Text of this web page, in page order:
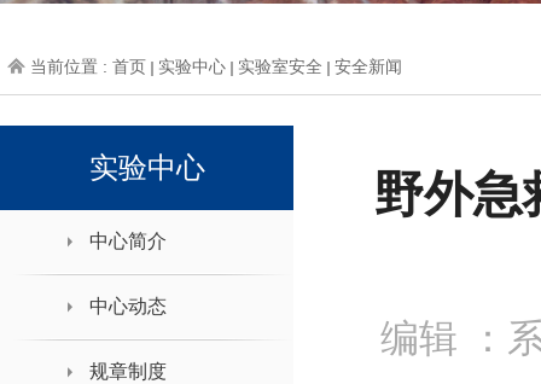
学院院刊 人力资源会议纪要
办事指南
职称晋升
下载专区 地科
当前位置 : 首页 实验中心 实验室安全 安全新闻
实验中心
中心简介
中心动态
规章制度
野外
编辑 ：